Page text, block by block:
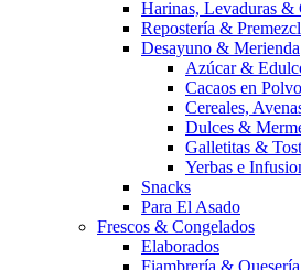
Harinas, Levaduras &
Repostería &
Desayuno & Merienda
Azúcar &
Cacaos en Polvo
Cereales,
Dulces &
Galletitas &
Yerbas e
Snacks
Para El Asado
Frescos & Congelados
Elaborados
Fiambrería & Quesería